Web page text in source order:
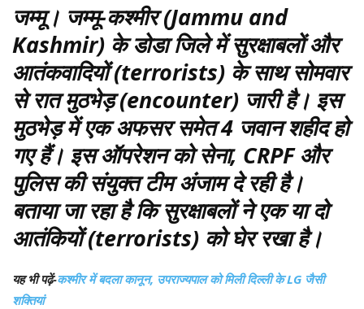
जम्मू। जम्मू-कश्मीर (Jammu and
Kashmir) के डोडा जिले में सुरक्षाबलों और
आतंकवादियों (terrorists) के साथ सोमवार
से रात मुठभेड़ (encounter) जारी है। इस
मुठभेड़ में एक अफसर समेत 4 जवान शहीद हो
गए हैं। इस ऑपरेशन को सेना, CRPF और
पुलिस की संयुक्त टीम अंजाम दे रही है।
बताया जा रहा है कि सुरक्षाबलों ने एक या दो
आतंकियों (terrorists) को घेर रखा है।
यह भी पढ़ें-कश्मीर में बदला कानून, उपराज्यपाल को मिली दिल्ली के LG जैसी
शक्तियां